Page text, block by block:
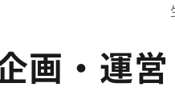
画・運